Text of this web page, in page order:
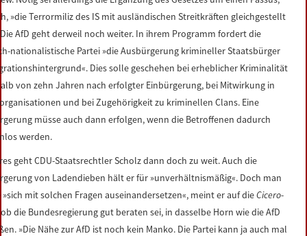
»die Terrormiliz des IS mit ausländischen Streitkräften gleichgestellt
AfD geht derweil noch weiter. In ihrem Programm fordert die
nationalistische Partei »die Ausbürgerung krimineller Staatsbürger
Dies solle geschehen bei erheblicher Kriminalität
von zehn Jahren nach erfolgter Einbürgerung, bei Mitwirkung in
und bei Zugehörigkeit zu kriminellen Clans. Eine
müsse auch dann erfolgen, wenn die Betroffenen dadurch
werden.
geht CDU-Staatsrechtler Scholz dann doch zu weit. Auch die
von Ladendieben hält er für »unverhältnismäßig«. Doch man
»sich mit solchen Fragen auseinandersetzen«, meint er auf dieCicero-
ob die Bundesregierung gut beraten sei, in dasselbe Horn wie die AfD
»Die Nähe zur AfD ist noch kein Manko. Die Partei kann ja auch mal